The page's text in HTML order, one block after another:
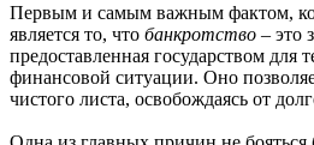
Первым и самым важным фактом,
является то, что банкротство – это
предоставленная государством для
финансовой ситуации. Оно
чистого листа, освобождаясь от